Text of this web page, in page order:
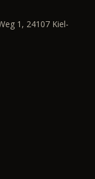
1, 24107 Kiel-